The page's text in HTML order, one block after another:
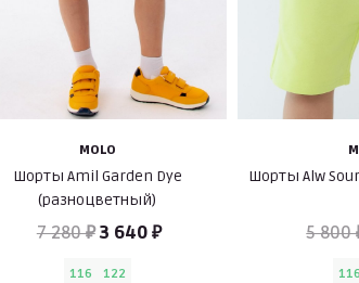
MOLO
Шорты Amil Garden Dye
(разноцветный)
7 280 ₽3 640 ₽
116 122
Шорты Alw
5 800
116